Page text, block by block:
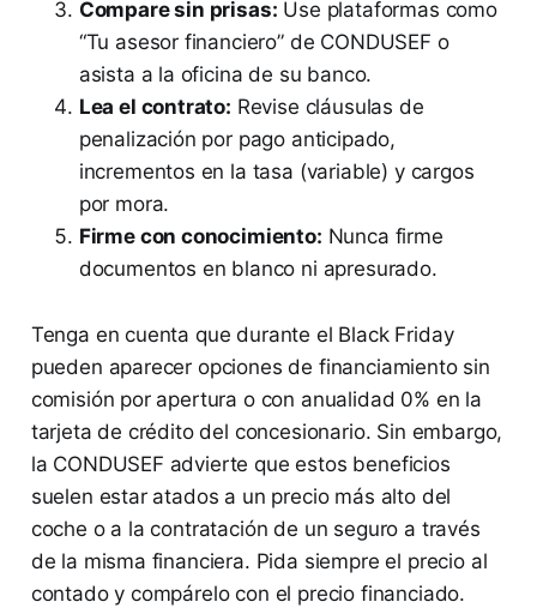
Compare sin prisas: Use plataformas como
“Tu asesor financiero” de CONDUSEF o
asista a la oficina de su banco.
Lea el contrato: Revise cláusulas de
penalización por pago anticipado,
incrementos en la tasa (variable) y cargos
por mora.
Firme con conocimiento: Nunca firme
documentos en blanco ni apresurado.
Tenga en cuenta que durante el Black Friday
pueden aparecer opciones de financiamiento sin
comisión por apertura o con anualidad 0% en la
tarjeta de crédito del concesionario. Sin embargo,
la CONDUSEF advierte que estos beneficios
suelen estar atados a un precio más alto del
coche o a la contratación de un seguro a través
de la misma financiera. Pida siempre el precio al
contado y compárelo con el precio financiado.